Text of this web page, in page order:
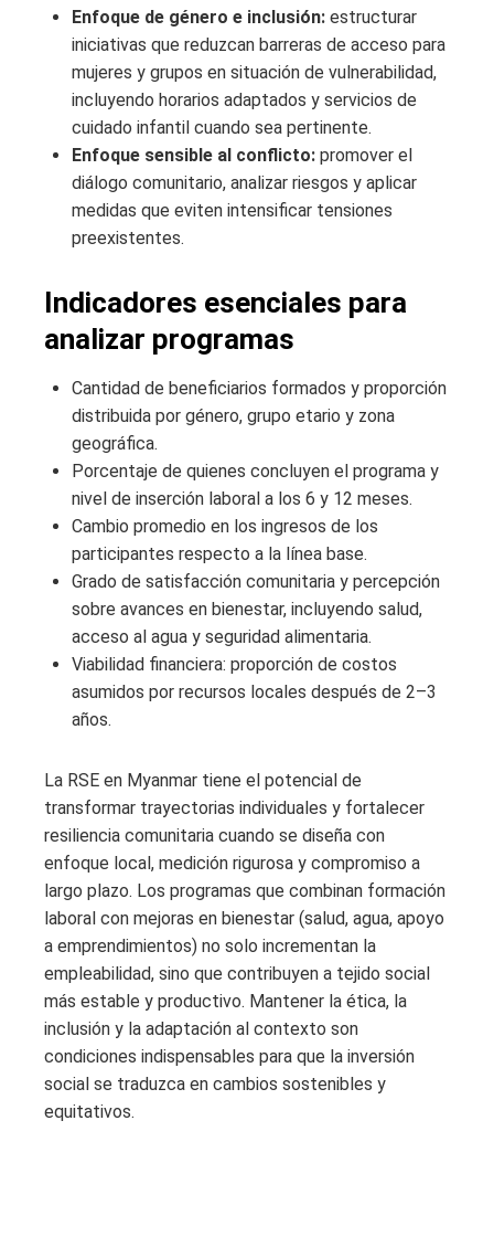
Enfoque de género e inclusión: estructurar
iniciativas que reduzcan barreras de acceso para
mujeres y grupos en situación de vulnerabilidad,
incluyendo horarios adaptados y servicios de
cuidado infantil cuando sea pertinente.
Enfoque sensible al conflicto: promover el
diálogo comunitario, analizar riesgos y aplicar
medidas que eviten intensificar tensiones
preexistentes.
Indicadores esenciales para
analizar programas
Cantidad de beneficiarios formados y proporción
distribuida por género, grupo etario y zona
geográfica.
Porcentaje de quienes concluyen el programa y
nivel de inserción laboral a los 6 y 12 meses.
Cambio promedio en los ingresos de los
participantes respecto a la línea base.
Grado de satisfacción comunitaria y percepción
sobre avances en bienestar, incluyendo salud,
acceso al agua y seguridad alimentaria.
Viabilidad financiera: proporción de costos
asumidos por recursos locales después de 2–3
años.
La RSE en Myanmar tiene el potencial de
transformar trayectorias individuales y fortalecer
resiliencia comunitaria cuando se diseña con
enfoque local, medición rigurosa y compromiso a
largo plazo. Los programas que combinan formación
laboral con mejoras en bienestar (salud, agua, apoyo
a emprendimientos) no solo incrementan la
empleabilidad, sino que contribuyen a tejido social
más estable y productivo. Mantener la ética, la
inclusión y la adaptación al contexto son
condiciones indispensables para que la inversión
social se traduzca en cambios sostenibles y
equitativos.